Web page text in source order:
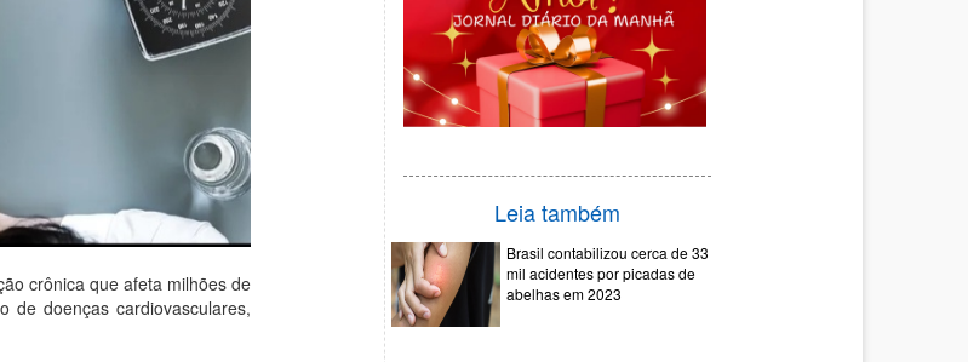
crônica que afeta milhões de
de doenças cardiovasculares,
Leia também
Brasil contabilizou cerca de 33
mil acidentes por picadas de
abelhas em 2023